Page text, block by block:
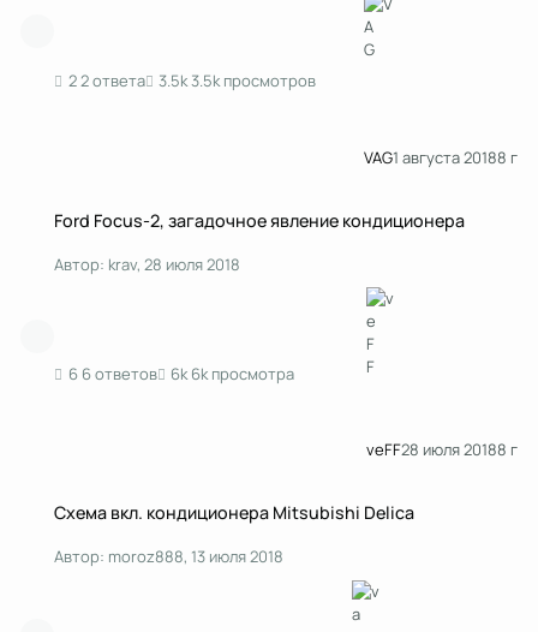
2 ответа 3.5k просмотров
VAG1 августа 20188 г
Ford Focus-2, загадочное явление кондиционера
Автор: krav, 28 июля 2018
6 ответов 6k просмотра
veFF28 июля 20188 г
Схема вкл. кондиционера Mitsubishi Delica
Автор: moroz888, 13 июля 2018